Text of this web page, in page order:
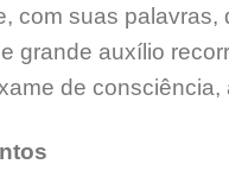
com suas
grande auxílio
de